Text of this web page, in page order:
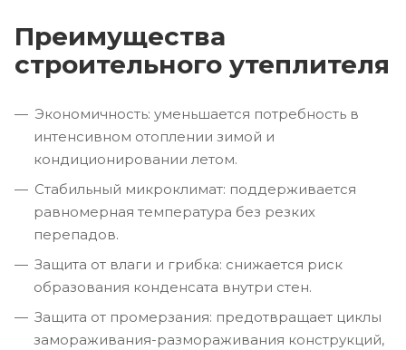
Преимущества
строительного утеплителя
Экономичность: уменьшается потребность в
интенсивном отоплении зимой и
кондиционировании летом.
Стабильный микроклимат: поддерживается
равномерная температура без резких
перепадов.
Защита от влаги и грибка: снижается риск
образования конденсата внутри стен.
Защита от промерзания: предотвращает циклы
замораживания-размораживания конструкций,